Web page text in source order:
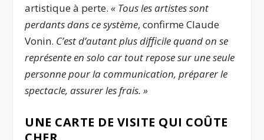
artistique à perte.« Tous les artistes sont
perdants dans ce système, confirme Claude
Vonin. C’est d’autant plus difficile quand on se
représente en solo car tout repose sur une seule
personne pour la communication, préparer le
spectacle, assurer les frais. »
UNE CARTE DE VISITE QUI COÛTE